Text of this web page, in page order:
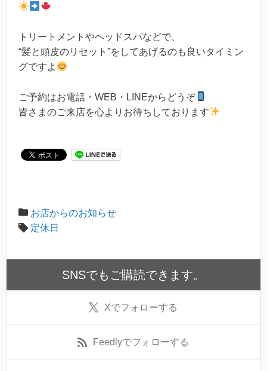
トリートメントやヘッドスパなどで、
“髪と頭皮のリセット”をしてあげるのも良いタイミン
グですよ
ご予約はお電話・WEB・LINEからどうぞ
皆さまのご来店を心よりお待ちしております
お店からのお知らせ
定休日
SNSでもご購読できます。
Xでフォローする
Feedlyでフォローする